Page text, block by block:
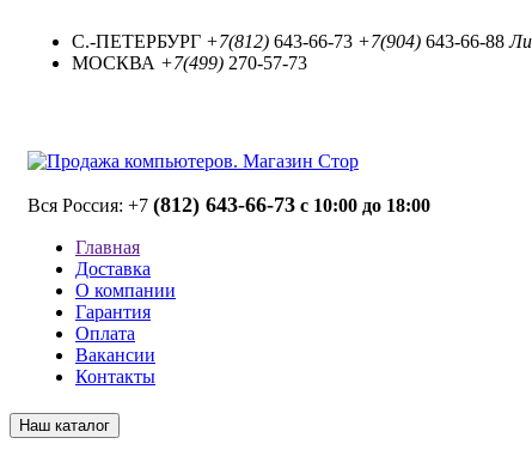
С.-ПЕТЕРБУРГ +7(812) 643-66-73 +7(904) 643-66-88
МОСКВА +7(499) 270-57-73
Вся Россия: +7 (812) 643-66-73 с 10:00 до 18:00
Главная
Доставка
О компании
Гарантия
Оплата
Вакансии
Контакты
Наш каталог